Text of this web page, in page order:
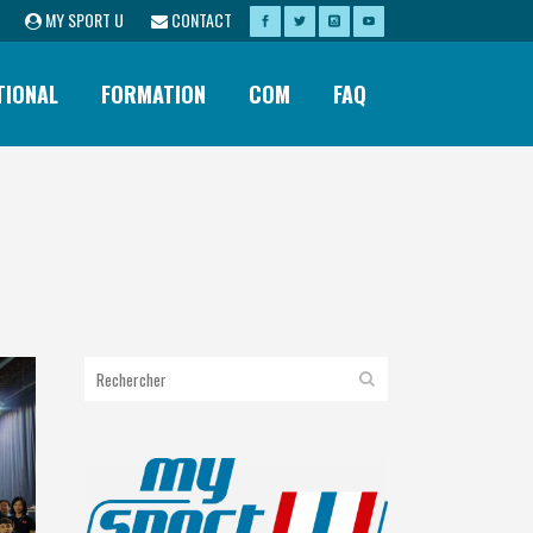
MY SPORT U CONTACT
FORMATION COM FAQ